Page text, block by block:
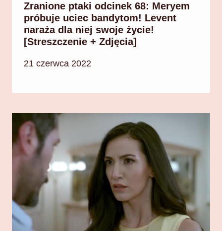
Zranione ptaki odcinek 68: Meryem
próbuje uciec bandytom! Levent
naraża dla niej swoje życie!
[Streszczenie + Zdjęcia]
21 czerwca 2022